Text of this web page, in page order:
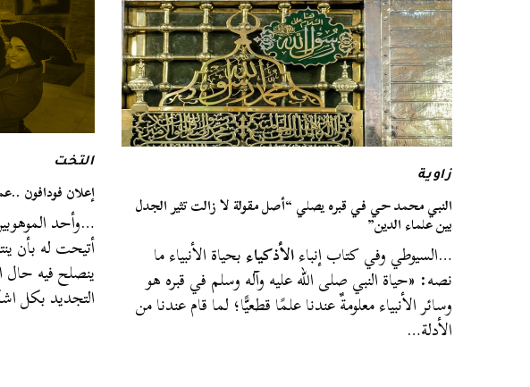
زاوية
النبي محمد حي في قبره يصلي “أصل مقولة لا زالت تثير الجدل
بين علماء الدين”
…السيوطي وفي كتاب إنباءالأذكياءبحياة الأنبياء ما
نصه: «حياة النبي صلى الله عليه وآله وسلم في قبره هو
وسائر الأنبياء معلومةٌ عندنا علمًا قطعيًّا؛ لما قام عندنا من
الأدلة…
التخت
إعلان فودافون
…وأحد
أتيحت له بأن
ينصلح فيه حال
التجديد بكل